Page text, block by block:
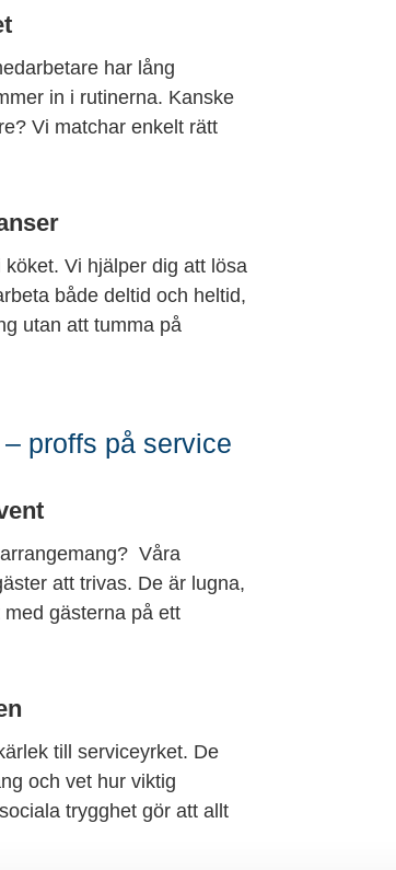
har lång
in i rutinerna. Kanske
Vi matchar enkelt rätt
Vi hjälper dig att lösa
både deltid och heltid,
utan att tumma på
proffs på service
Våra
att trivas. De är lugna,
gästerna på ett
till serviceyrket. De
och vet hur viktig
trygghet gör att allt